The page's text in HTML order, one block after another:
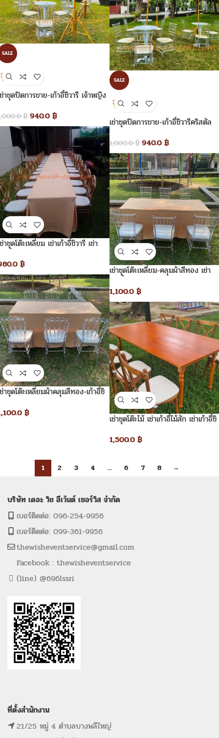
SALE
าชุดปิดการขาย-เก้าอี้ชิวารี เจ้าหญิง
฿ 940.0 ฿
SALE
เช่าชุดปิดการขาย-เก้าอี้ชิวารีคริสตัล
1,000.0฿ 940.0 ฿
าชุดโต๊ะเหลี่ยม เช่าเก้าอี้ชิวารี เช่า
฿
เช่าชุดโต๊ะเหลี่ยม-คลุมผ้าสีทอง เช่า
1,100.0 ฿
าชุดโต๊ะเหลี่ยมผ้าคลุมสีทอง-เก้าอี้ชิ
฿
เช่าชุดโต๊ะไม้ เช่าเก้าอี้ไม้สัก เช่าเก้าอี้ชิ
1,500.0 ฿
1 2 3 4 … 6 7 8 →
บริษัท เดอะ วิช อีเว้นต์ เซอร์วิส จำกัด
เบอร์ติดต่อ: 096-254-9956
เบอร์ติดต่อ: 099-361-9956
thewisheventservice@gmail.com
Facebook : thewisheventservice
(line) @696lssri
ที่ตั้งสำนักงาน
21/25 หมู่ 4 ตำบลบางพลีใหญ่